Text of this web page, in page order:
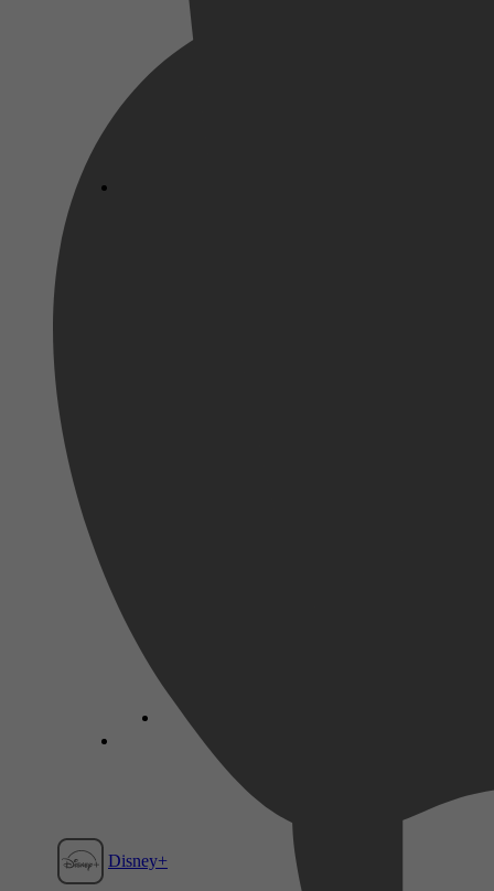
Disney+